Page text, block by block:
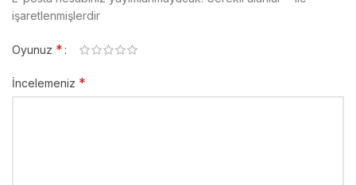
işaretlenmişlerdir
Oyunuz *
İncelemeniz *